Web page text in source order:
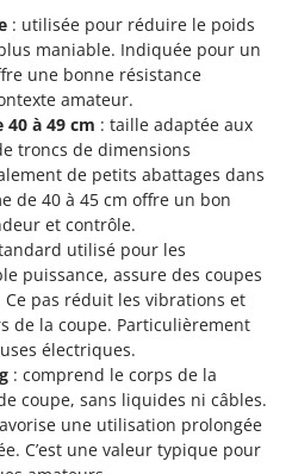
tracteur
thermiques
: utilisée pour réduire le poids
maniable. Indiquée pour un
une bonne résistance
amateur.
à 49 cm : taille adaptée aux
troncs de dimensions
de petits abattages dans
de 40 à 45 cm offre un bon
et contrôle.
utilisé pour les
puissance, assure des coupes
pas réduit les vibrations et
de la coupe. Particulièrement
électriques.
: comprend le corps de la
coupe, sans liquides ni câbles.
une utilisation prolongée
C’est une valeur typique pour